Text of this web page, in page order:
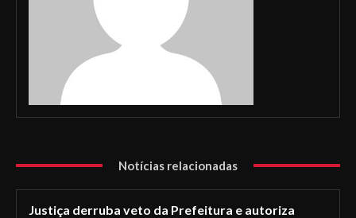
Notícias relacionadas
Justiça derruba veto da Prefeitura e autoriza